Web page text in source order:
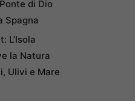
di Dio
Spagna
L’Isola
la Natura
Ulivi e Mare